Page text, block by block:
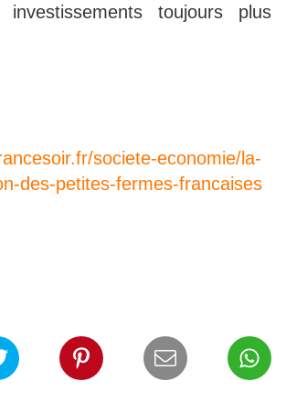
toujours plus
societe-economie/la-
des-petites-fermes-francaises